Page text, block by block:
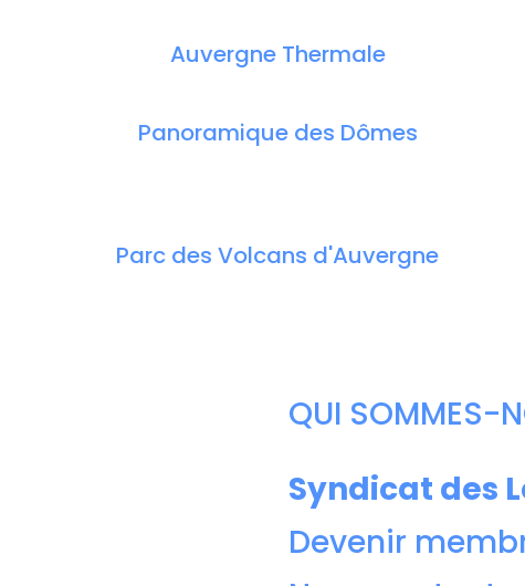
Auvergne Thermale
Panoramique des Dômes
Parc des Volcans d'Auvergne
QUI SOMMES-
Syndicat des
Devenir